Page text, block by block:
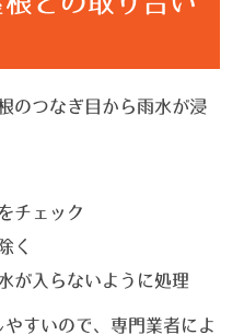
のつなぎ目から雨水が浸
チェック
く
が入らないように処理
すいので、専門業者によ